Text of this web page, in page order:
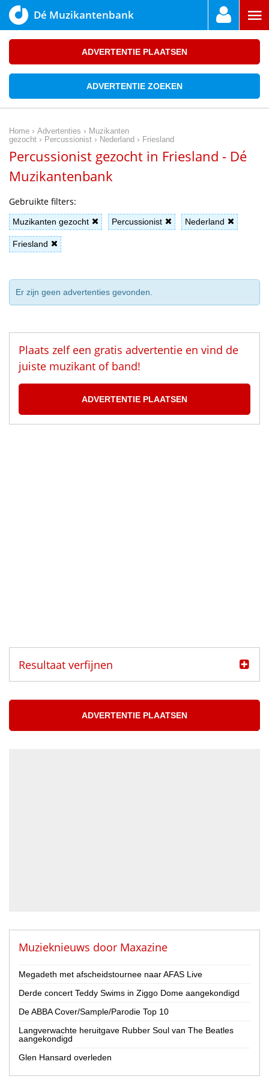
Dé Muzikantenbank
ADVERTENTIE PLAATSEN
ADVERTENTIE ZOEKEN
Home › Advertenties › Muzikanten
gezocht › Percussionist › Nederland › Friesland
Percussionist gezocht in Friesland - Dé
Muzikantenbank
Gebruikte filters:
Muzikanten gezocht Percussionist Nederland
Friesland
Er zijn geen advertenties gevonden.
Plaats zelf een gratis advertentie en vind de
juiste muzikant of band!
ADVERTENTIE PLAATSEN
Resultaat verfijnen
Muzikanten aangeboden
Muzikanten gezocht
Nederland
België
Provincie
Drenthe
ADVERTENTIE PLAATSEN
Muzieknieuws door Maxazine
Megadeth met afscheidstournee naar AFAS Live
Derde concert Teddy Swims in Ziggo Dome aangekondigd
De ABBA Cover/Sample/Parodie Top 10
Langverwachte heruitgave Rubber Soul van The Beatles
aangekondigd
Glen Hansard overleden